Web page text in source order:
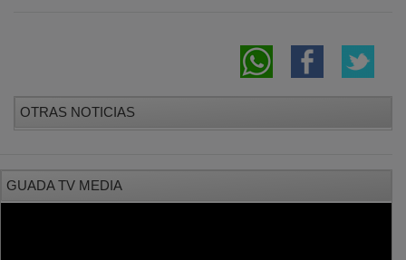
OTRAS NOTICIAS
GUADA TV MEDIA